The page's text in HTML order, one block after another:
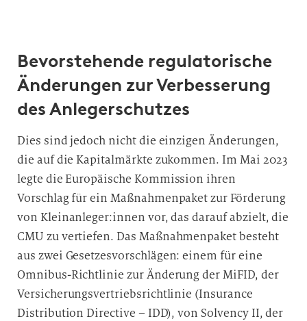
Bevorstehende regulatorische
Änderungen zur Verbesserung
des Anlegerschutzes
Dies sind jedoch nicht die einzigen Änderungen,
die auf die Kapitalmärkte zukommen. Im Mai 2023
legte die Europäische Kommission ihren
Vorschlag für ein Maßnahmenpaket zur Förderung
von Kleinanleger:innen vor, das darauf abzielt, die
CMU zu vertiefen. Das Maßnahmenpaket besteht
aus zwei Gesetzesvorschlägen: einem für eine
Omnibus-Richtlinie zur Änderung der MiFID, der
Versicherungsvertriebsrichtlinie (Insurance
Distribution Directive – IDD), von Solvency II, der